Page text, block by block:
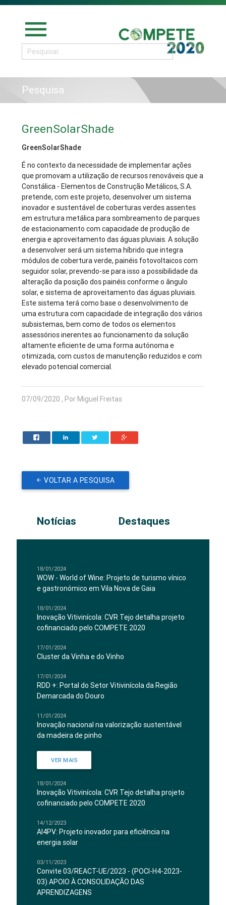
menu
Pesquisa
GreenSolarShade
GreenSolarShade
É no contexto da necessidade de implementar ações
que promovam a utilização de recursos renováveis que a
Constálica - Elementos de Construção Metálicos, S.A.
pretende, com este projeto, desenvolver um sistema
inovador e sustentável de coberturas verdes assentes
em estrutura metálica para sombreamento de parques
de estacionamento com capacidade de produção de
energia e aproveitamento das águas pluviais. A solução
a desenvolver será um sistema híbrido que integra
módulos de cobertura verde, painéis fotovoltaicos com
seguidor solar, prevendo-se para isso a possibilidade da
alteração da posição dos painéis conforme o ângulo
solar, e sistema de aproveitamento das águas pluviais.
Este sistema terá como base o desenvolvimento de
uma estrutura com capacidade de integração dos vários
subsistemas, bem como de todos os elementos
assessórios inerentes ao funcionamento da solução
altamente eficiente de uma forma autónoma e
otimizada, com custos de manutenção reduzidos e com
elevado potencial comercial.
07/09/2020 , Por Miguel Freitas
VOLTAR A PESQUISA
Notícias Destaques
18/01/2024
WOW - World of Wine: Projeto de turismo vínico
e gastronómico em Vila Nova de Gaia
18/01/2024
Inovação Vitivinícola: CVR Tejo detalha projeto
cofinanciado pelo COMPETE 2020
17/01/2024
Cluster da Vinha e do Vinho
17/01/2024
RDD +: Portal do Setor Vitivinícola da Região
Demarcada do Douro
11/01/2024
Inovação nacional na valorização sustentável
da madeira de pinho
VER MAIS
18/01/2024
Inovação Vitivinícola: CVR Tejo detalha projeto
cofinanciado pelo COMPETE 2020
14/12/2023
AI4PV: Projeto inovador para eficiência na
energia solar
03/11/2023
Convite 03/REACT-UE/2023 - (POCI-H4-2023-
03) APOIO À CONSOLIDAÇÃO DAS
APRENDIZAGENS